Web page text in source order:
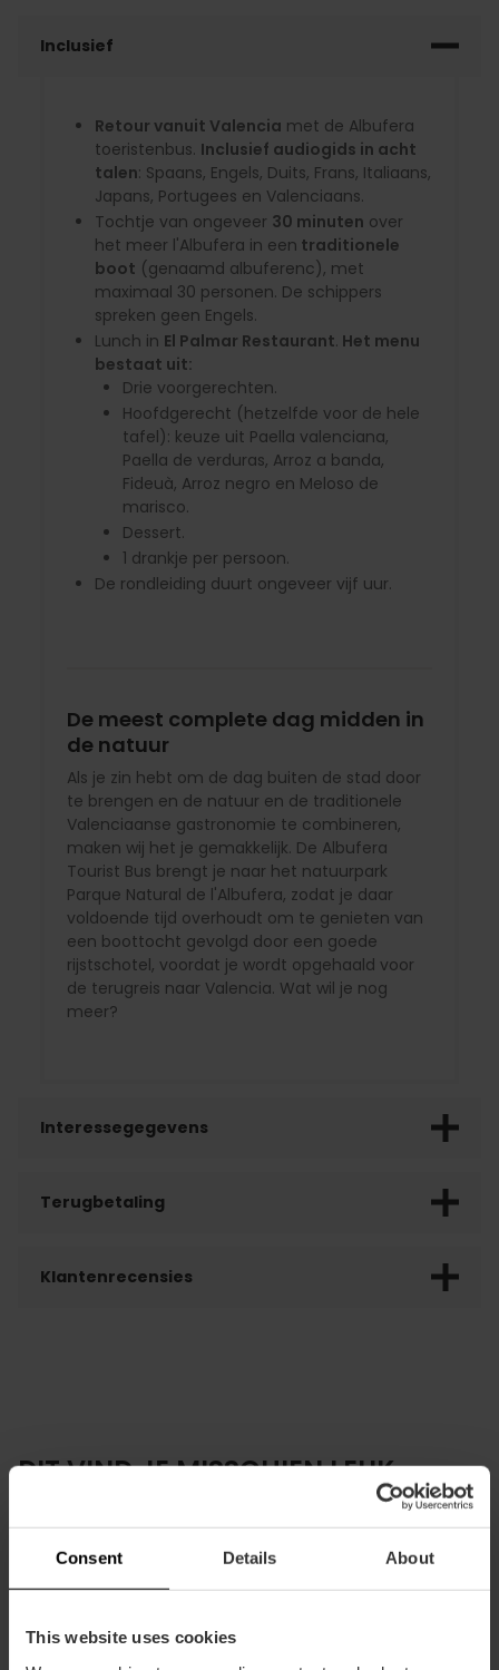
Consent Details About
This website uses cookies
Inclusief
Retour vanuit Valencia met de Albufera
toeristenbus. Inclusief audiogids in acht
talen: Spaans, Engels, Duits, Frans, Italiaans,
Japans, Portugees en Valenciaans.
Tochtje van ongeveer 30 minuten over
het meer l'Albufera in een traditionele
boot (genaamd albuferenc), met
maximaal 30 personen. De schippers
spreken geen Engels.
Lunch in El Palmar Restaurant. Het menu
bestaat uit:
Drie voorgerechten.
Hoofdgerecht (hetzelfde voor de hele
tafel): keuze uit Paella valenciana,
Paella de verduras, Arroz a banda,
Fideuà, Arroz negro en Meloso de
marisco.
Dessert.
1 drankje per persoon.
De rondleiding duurt ongeveer vijf uur.
De meest complete dag midden in
de natuur
Als je zin hebt om de dag buiten de stad door
te brengen en de natuur en de traditionele
Valenciaanse gastronomie te combineren,
maken wij het je gemakkelijk. De Albufera
Tourist Bus brengt je naar het natuurpark
Parque Natural de l'Albufera, zodat je daar
voldoende tijd overhoudt om te genieten van
een boottocht gevolgd door een goede
rijstschotel, voordat je wordt opgehaald voor
de terugreis naar Valencia. Wat wil je nog
meer?
Interessegegevens
Terugbetaling
Klantenrecensies
DIT VIND JE MISSCHIEN LEUK